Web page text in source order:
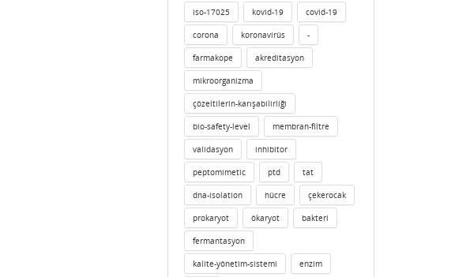
iso-17025 kovid-19 covid-19
corona koronavirüs -
farmakope akreditasyon
mikroorganizma
çözeltilerin-karışabilirliği
bio-safety-level membran-filtre
validasyon inhibitor
peptomimetic ptd tat
dna-isolation hücre çekerocak
prokaryot ökaryot bakteri
fermantasyon
kalite-yönetim-sistemi enzim